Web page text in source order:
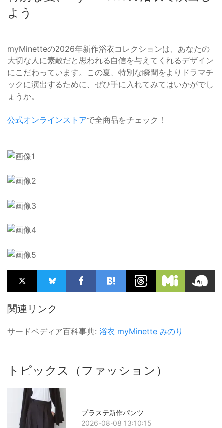
よう
myMinetteの2026年新作浴衣コレクションは、あなたの
大切な人に素敵だと思われる自信を与えてくれるデザイン
にこだわっています。この夏、特別な瞬間をよりドラマチ
ックに演出するために、ぜひ手に入れてみてはいかがでし
ょうか。
公式オンラインストアで全商品をチェック！
関連リンク
サードペディア百科事典: 浴衣 myMinette みのり
トピックス（ファッション）
プラステ新作パンツ
2026-08-08 13:10:15